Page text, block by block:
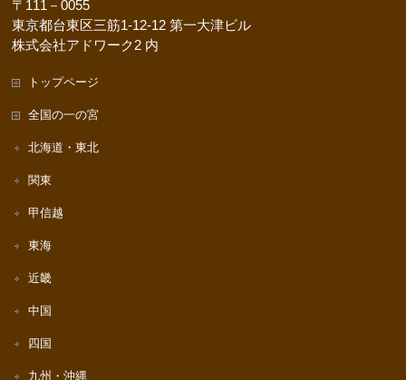
〒111－0055
東京都台東区三筋1-12-12 第一大津ビル
株式会社アドワーク2 内
トップページ
全国の一の宮
北海道・東北
関東
甲信越
東海
近畿
中国
四国
九州・沖縄